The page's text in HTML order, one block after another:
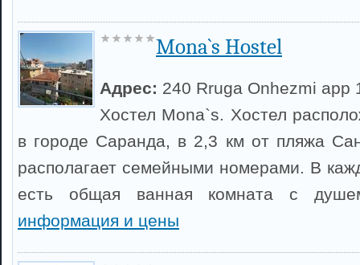
Mona`s Hostel
Адрес: 240 Rruga Onhezmi app
Хостел Mona`s. Хостел
в городе Саранда, в 2,3 км от пляжа
располагает семейными номерами. В
есть общая ванная комната с
информация и цены